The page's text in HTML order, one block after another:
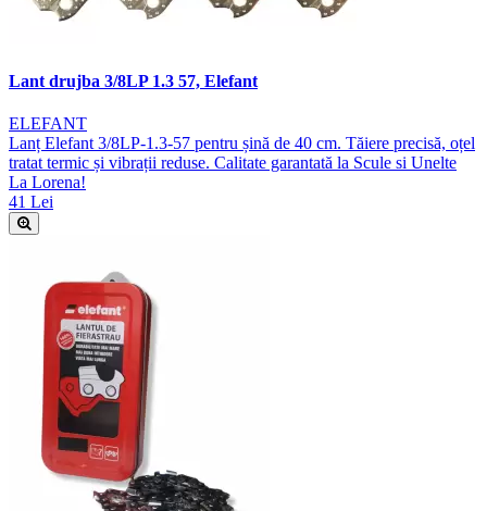
Lant drujba 3/8LP 1.3 57, Elefant
ELEFANT
Lanț Elefant 3/8LP-1.3-57 pentru șină de 40 cm. Tăiere precisă, oțel
tratat termic și vibrații reduse. Calitate garantată la Scule si Unelte
La Lorena!
41 Lei